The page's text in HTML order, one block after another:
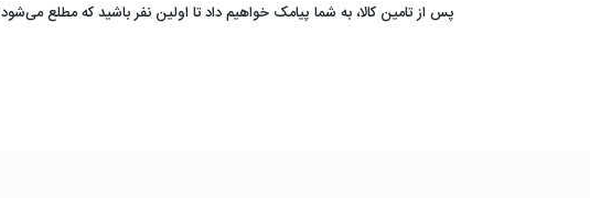
پس از تامین کالا، به شما پیامک خواهیم داد تا اولین نفر باشید که مطلع